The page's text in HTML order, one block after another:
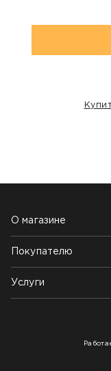
О магазине
Почему выбирают нас
Контакты
Блог
Покупателю
Возврат товара
Как заказать
Услуги